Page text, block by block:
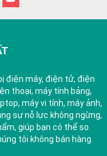
điện máy, điện tử, điện
thoại, máy tính bảng,
máy vi tính, máy ảnh,
sự nỗ lực không ngừng,
giúp bạn có thể so
tôi không bán hàng.